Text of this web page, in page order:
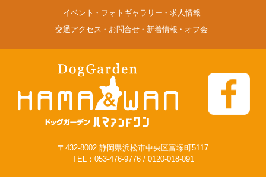
イベント フォトギャラリー
求人情報
交通アクセス
お問合せ 新着情報 オフ会
〒432-8002 静岡県浜松市中央区富塚町5117
TEL： 053-476-9776/ 0120-018-091